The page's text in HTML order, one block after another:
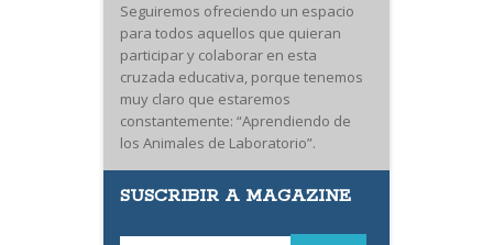
Seguiremos ofreciendo un espacio
para todos aquellos que quieran
participar y colaborar en esta
cruzada educativa, porque tenemos
muy claro que estaremos
constantemente: “Aprendiendo de
los Animales de Laboratorio”.
SUSCRIBIR A MAGAZINE